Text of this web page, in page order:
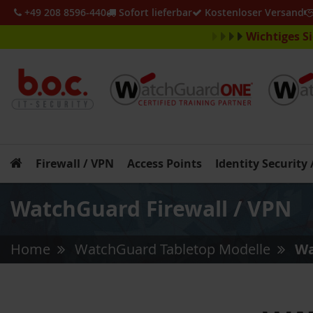
Wichtiges
+49 208 8596-440 Sofort lieferbar Kostenloser Versand
Firewall / VPN Access Points Identity Security
WatchGuard Firewall / VPN
Home WatchGuard Tabletop Modelle